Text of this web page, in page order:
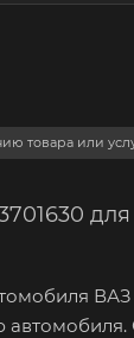
товара или